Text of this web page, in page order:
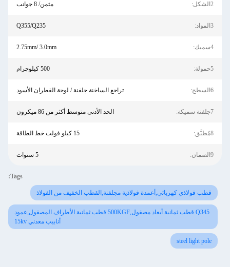
2الشكل: مثمن/ 8 جوانب
3المواد: Q355/Q235
4سميك: 2.75mm/ 3.0mm
5حمولة: 500 كيلوجرام
6السطح: تراجع الساخنة جلفنة / لوحة القطران الأسود
7جلفنة سميكة: الحد الأدنى متوسط ​​أكثر من 86 ميكرون
8مُطبَّق: 15 كيلو فولت خط الطاقة
9الضمان: 5 سنوات
Tags:
قطب فولاذي كهربائي,أعمدة فولاذية مجلفنة,القطب الخفيف من الفولاذ
Q345 قطب ثمانية أبعاد مصقول,500KGF قطب ثمانية الأطراف المصقول,عمود
أنابيب معدني 15kv
steel light pole